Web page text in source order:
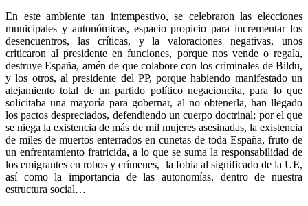
En este ambiente tan intempestivo, se celebraron las elecciones
municipales y autonómicas, espacio propicio para incrementar los
desencuentros, las críticas, y la valoraciones negativas, unos
criticaron al presidente en funciones, porque nos vende o regala,
destruye España, amén de que colabore con los criminales de Bildu,
y los otros, al presidente del PP, porque habiendo manifestado un
alejamiento total de un partido político negacioncita, para lo que
solicitaba una mayoría para gobernar, al no obtenerla, han llegado
los pactos despreciados, defendiendo un cuerpo doctrinal; por el que
se niega la existencia de más de mil mujeres asesinadas, la existencia
de miles de muertos enterrados en cunetas de toda España, fruto de
un enfrentamiento fratricida, a lo que se suma la responsabilidad de
los emigrantes en robos y crímenes, la fobia al significado de la UE,
así como la importancia de las autonomías, dentro de nuestra
estructura social…